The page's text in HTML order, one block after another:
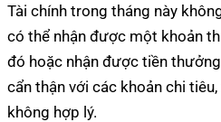
Tài chính trong tháng này
có thể nhận được một khoản
đó hoặc nhận được tiền
cẩn thận với các khoản chi
không hợp lý.